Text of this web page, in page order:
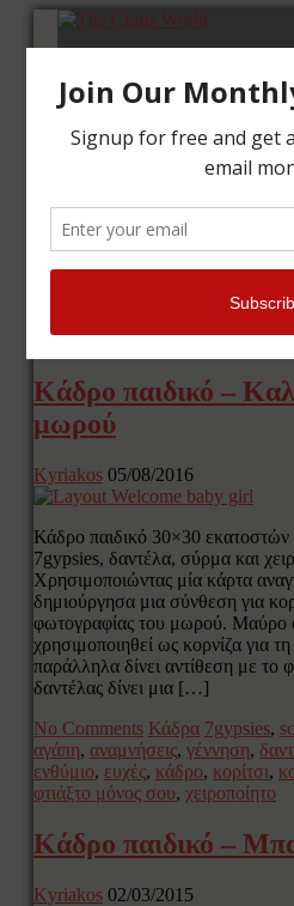
Μαθήματα
Κάρτες
Επικοινωνία
Tag Archives:
Κάδρο παιδικό –
μωρού
Kyriakos 05/08/2016
Κάδρο παιδικό 30×30
7gypsies, δαντέλα, σύρμα και
Χρησιμοποιώντας μία κάρτα
δημιούργησα μια σύνθεση για
φωτογραφίας του μωρού. Μαύρο
χρησιμοποιηθεί ως κορνίζα για
παράλληλα δίνει αντίθεση με το
δαντέλας δίνει μια […]
No Comments Κάδρα 7gypsies,
αγάπη, αναμνήσεις, γέννηση,
ενθύμιο, ευχές, κάδρο, κορίτσι,
φτιάξτο μόνος σου, χειροποίητο
Κάδρο παιδικό –
Kyriakos 02/03/2015